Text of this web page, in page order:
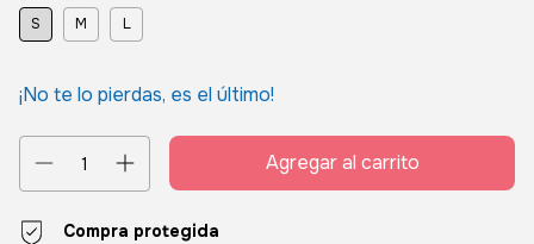
S M L
¡No te lo pierdas, es el último!
Compra protegida